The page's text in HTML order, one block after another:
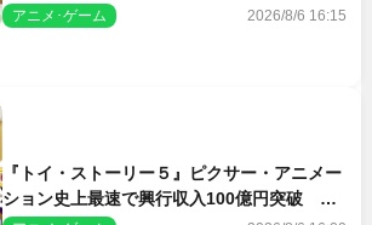
客賞・金賞受賞！
アニメ･ゲーム 2026/8/6 16:15
『トイ・ストーリー５』ピクサー・アニメー
ション史上最速で興行収入100億円突破 シ